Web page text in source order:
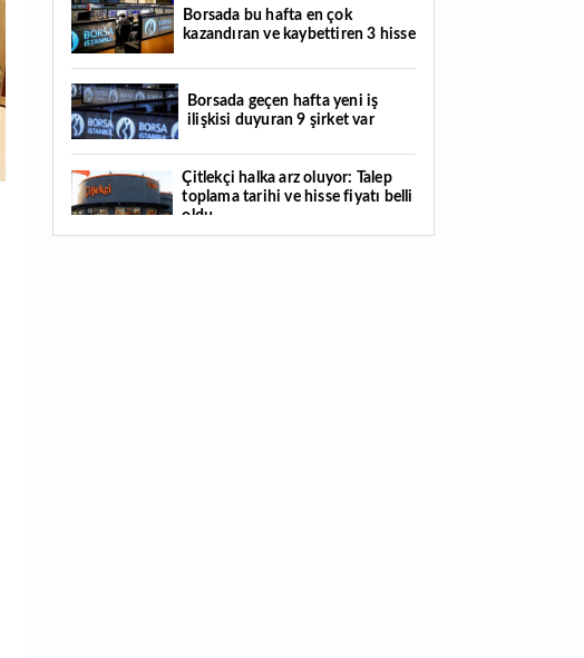
11:52 Yaratıcılık ve ticaret bir araya geldi: İşte
İstanbul'un yeni girişimcilik alanı
Carrier'ın paylarının tamamını devralıyor
Festival bölgeye canlılık getirdi
11:23 Küresel piyasalarda yeni haftada takip
edilecek 4 gelişme hangileri olacak?
Borsada bu hafta en çok
kazandıran ve kaybettiren 3 hisse
Borsada geçen hafta yeni iş
ilişkisi duyuran 9 şirket var
Çitlekçi halka arz oluyor: Talep
toplama tarihi ve hisse fiyatı belli
oldu